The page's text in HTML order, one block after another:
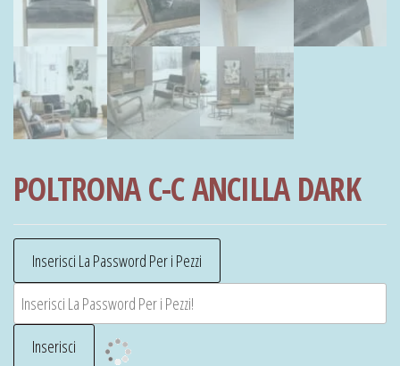
POLTRONA C-C ANCILLA DARK